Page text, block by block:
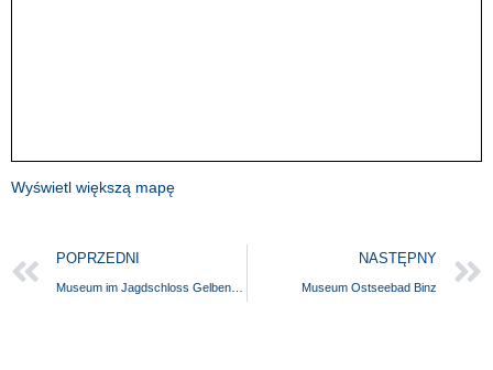
Wyświetl większą mapę
POPRZEDNI NASTĘPNY
Museum Ostseebad Binz